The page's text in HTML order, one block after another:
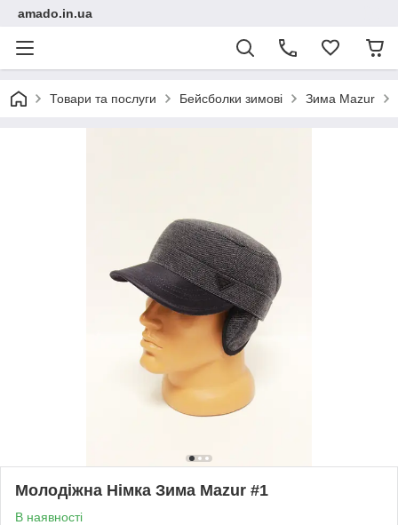
amado.in.ua
Товари та послуги Бейсболки зимові Зима Mazur
Молодіжна Німка Зима Mazur #1
В наявності